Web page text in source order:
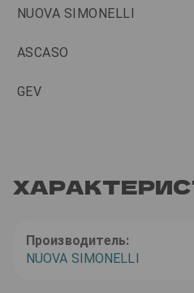
NUOVA SIMONELLI
ASCASO
GEV
Производитель:
NUOVA SIMONELLI